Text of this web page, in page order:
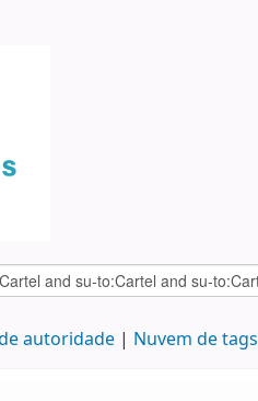
autoridade Nuvem de tags